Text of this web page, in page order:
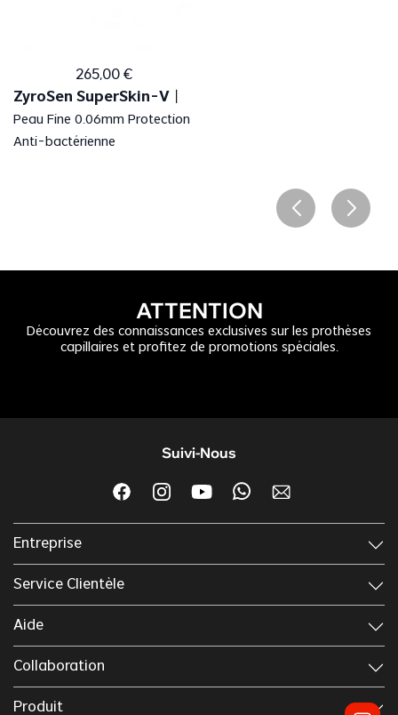
265,00 €
ZyroSen SuperSkin-V
Peau Fine 0.06mm Protection
Anti-bactérienne
ATTENTION
Découvrez des connaissances exclusives sur les prothèses
capillaires et profitez de promotions spéciales.
Entreprise
Service Clientèle
Aide
Collaboration
Produit
Suivi-Nous